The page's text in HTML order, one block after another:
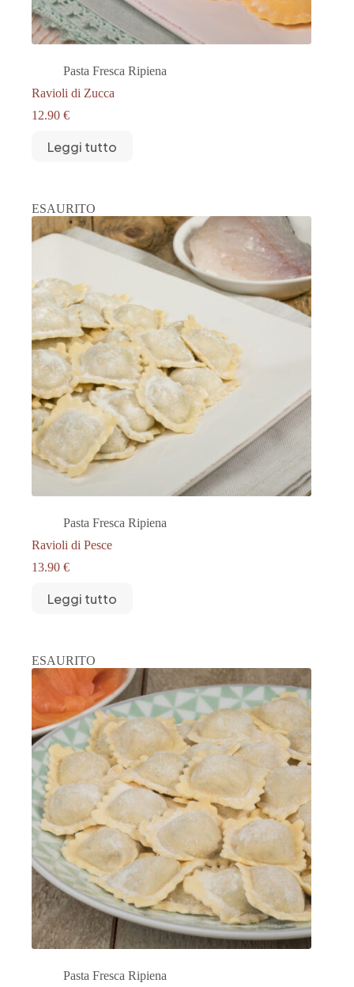
Pasta Fresca Ripiena
Ravioli di Zucca
12.90 €
Leggi tutto
ESAURITO
Pasta Fresca Ripiena
Ravioli di Pesce
13.90 €
Leggi tutto
ESAURITO
Pasta Fresca Ripiena